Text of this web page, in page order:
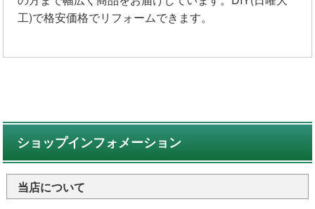
工)で格安価格でリフォームできます。
ショップインフォメーション
当店について